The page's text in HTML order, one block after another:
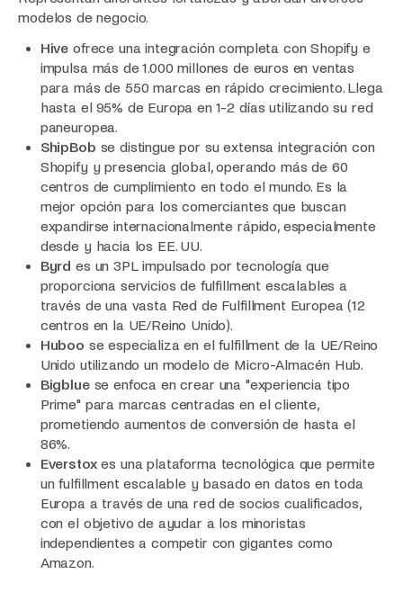
modelos de negocio.
Hive ofrece una integración completa con Shopify e
impulsa más de 1.000 millones de euros en ventas
para más de 550 marcas en rápido crecimiento. Llega
hasta el 95% de Europa en 1-2 días utilizando su red
paneuropea.
ShipBob se distingue por su extensa integración con
Shopify y presencia global, operando más de 60
centros de cumplimiento en todo el mundo. Es la
mejor opción para los comerciantes que buscan
expandirse internacionalmente rápido, especialmente
desde y hacia los EE. UU.
Byrd es un 3PL impulsado por tecnología que
proporciona servicios de fulfillment escalables a
través de una vasta Red de Fulfillment Europea (12
centros en la UE/Reino Unido).
Huboo se especializa en el fulfillment de la UE/Reino
Unido utilizando un modelo de Micro-Almacén Hub.
Bigbluese enfoca en crear una "experiencia tipo
Prime" para marcas centradas en el cliente,
prometiendo aumentos de conversión de hasta el
86%.
Everstoxes una plataforma tecnológica que permite
un fulfillment escalable y basado en datos en toda
Europa a través de una red de socios cualificados,
con el objetivo de ayudar a los minoristas
independientes a competir con gigantes como
Amazon.